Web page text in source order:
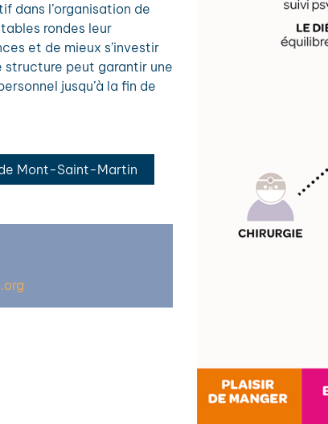
dans l’organisation de
rondes leur
et de mieux s’investir
structure peut garantir une
jusqu’à la fin de
Mont-Saint-Martin